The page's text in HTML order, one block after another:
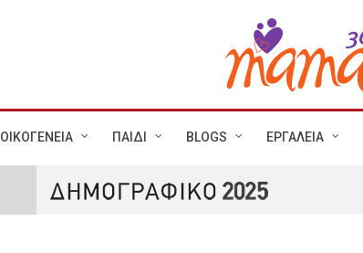
ΟΙΚΟΓΕΝΕΙΑ ΠΑΙΔΙ BLOGS ΕΡΓΑΛΕΙΑ